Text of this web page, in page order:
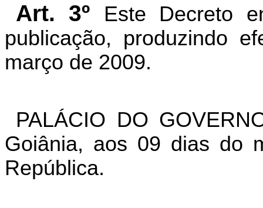
Art. 3º
Este Decreto
publicação, produzindo
março de 2009.
PALÁCIO DO
Goiânia, aos 09 dias do
República.